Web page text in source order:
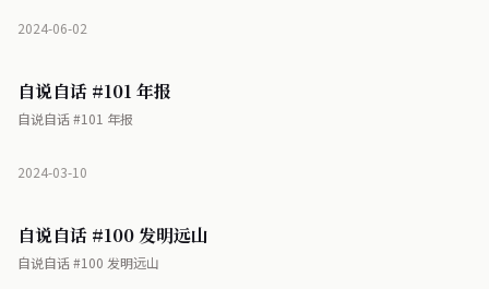
2024-06-02
自说自话 #101 年报
自说自话 #101 年报
2024-03-10
自说自话 #100 发明远山
自说自话 #100 发明远山